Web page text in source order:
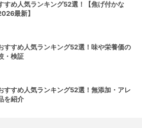
すめ人気ランキング52選！【焦げ付かな
最新】
すすめ人気ランキング52選！味や栄養価の
・検証
すすめ人気ランキング52選！無添加・アレ
を紹介